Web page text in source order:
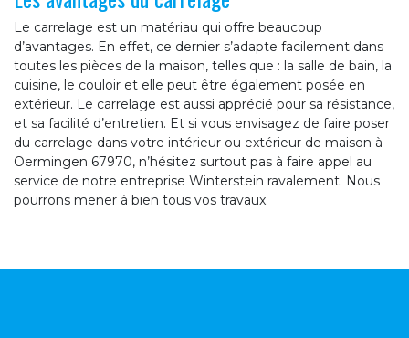
Le carrelage est un matériau qui offre beaucoup
d’avantages. En effet, ce dernier s’adapte facilement dans
toutes les pièces de la maison, telles que : la salle de bain, la
cuisine, le couloir et elle peut être également posée en
extérieur. Le carrelage est aussi apprécié pour sa résistance,
et sa facilité d’entretien. Et si vous envisagez de faire poser
du carrelage dans votre intérieur ou extérieur de maison à
Oermingen 67970, n’hésitez surtout pas à faire appel au
service de notre entreprise Winterstein ravalement. Nous
pourrons mener à bien tous vos travaux.